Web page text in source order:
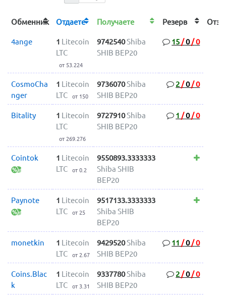
Обменник Отдаете Получаете Резерв
4ange 1 Litecoin
LTC
от 53.224
9742540Shiba
SHIB BEP20
15 /0/0
CosmoCha
nger
1 Litecoin
LTC
от 150
9736070Shiba
SHIB BEP20
2 /0/0
Bitality 1 Litecoin
LTC
от 269.276
9727910Shiba
SHIB BEP20
1 /0/0
Cointok 1 Litecoin
LTC
от 0.2
9550893.3333333
Shiba SHIB
BEP20
Paynote 1 Litecoin
LTC
от 25
9517133.3333333
Shiba SHIB
BEP20
monetkin 1 Litecoin
LTC
от 2.67
9429520Shiba
SHIB BEP20
11 /0/0
Coins.Blac
k
1 Litecoin
LTC
от 3.31
9337780Shiba
SHIB BEP20
2 /0/0